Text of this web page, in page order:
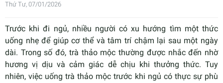
Thứ Tư, 07/01/2026
Trước khi đi ngủ, nhiều người có xu hướng tìm một thức
uống nhẹ để giúp cơ thể và tâm trí chậm lại sau một ngày
dài. Trong số đó, trà thảo mộc thường được nhắc đến nhờ
hương vị dịu và cảm giác dễ chịu khi thưởng thức. Tuy
nhiên, việc uống trà thảo mộc trước khi ngủ có thực sự phù